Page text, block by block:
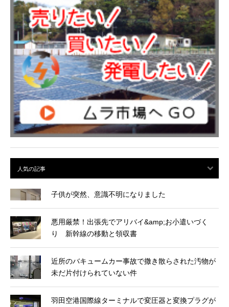
子供が突然、意識不明になりました
悪用厳禁！出張先でアリバイ&amp;お小遣いづく
り 新幹線の移動と領収書
近所のバキュームカー事故で撒き散らされた汚物が
未だ片付けられていない件
羽田空港国際線ターミナルで変圧器と変換プラグが